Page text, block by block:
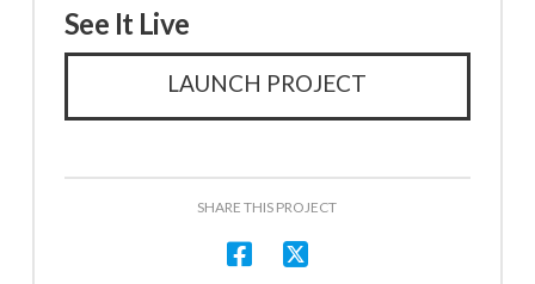
See It Live
LAUNCH PROJECT
SHARE THIS PROJECT